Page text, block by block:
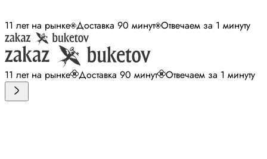
11 лет на рынке Доставка 90 минут Отвечаем за 1 минуту
11 лет на рынке Доставка 90 минут Отвечаем за 1 минуту